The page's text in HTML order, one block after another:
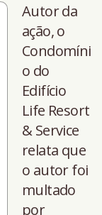
Autor da
ação, o
Condomíni
o do
Edifício
Life Resort
& Service
relata que
o autor foi
multado
por